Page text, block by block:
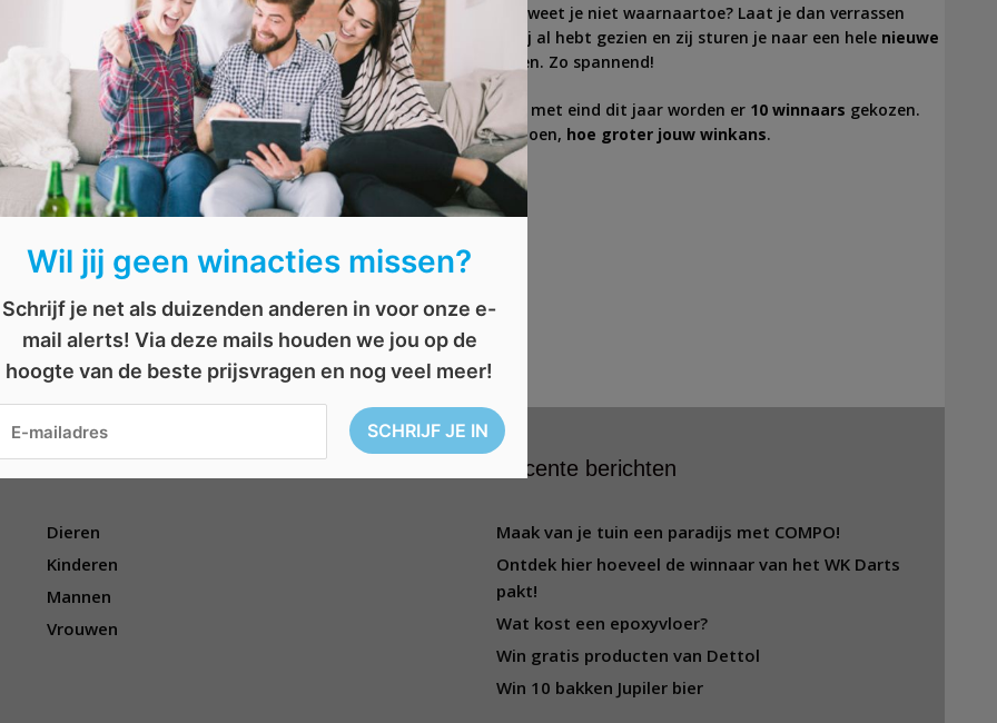
Heb jij ook zo’n nood aan een welverdiende citytrip, maar weet je niet waarnaartoe? Laat je dan verrassen
door srprs​.me. Jij laat hen weten welke Europese steden jij al hebt gezien en zij sturen je naar een hele nieuwe
bestemming. En dat kom je pas te weten op de luchthaven. Zo spannend!
Jij kan zo’nverrassingscitytrip voor twee winnen . Tot en met eind dit jaar worden er 10 winnaars gekozen.
Vergeet de actie niet te delen. Hoe meer vrienden er meedoen, hoe groter jouw winkans.
Win één van de 10 New Places citytrips voor twee.
,verrassingsreis weekendje weg,win reis
Dieren
Kinderen
Mannen
Vrouwen
Recente berichten
Maak van je tuin een paradijs met COMPO!
Ontdek hier hoeveel de winnaar van het WK Darts
pakt!
Wat kost een epoxyvloer?
Win gratis producten van Dettol
Win 10 bakken Jupiler bier
Wil jij geen winacties missen?
Schrijf je net als duizenden anderen in voor onze e-
mail alerts! Via deze mails houden we jou op de
hoogte van de beste prijsvragen en nog veel meer!